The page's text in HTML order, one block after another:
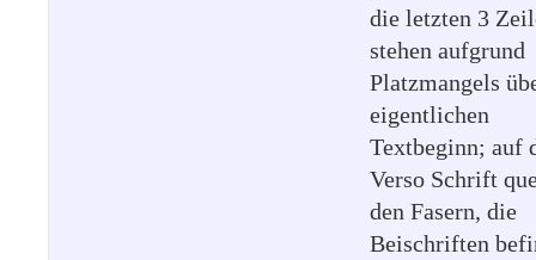
die letzten 3
stehen aufgrund
Platzmangels
eigentlichen
Textbeginn; auf
Verso Schrift
den Fasern, die
Beischriften